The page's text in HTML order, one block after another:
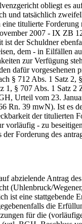
obliegt es auf
und tatsächlich
eine titulierte
2007 - IX ZB
der Schuldner
dem - in Eilfällen
zur Verfügung
dafür vorgesehenen
§ 712 Abs. 1 Satz 2,
1, § 707 Abs. 1 Satz 2
Urteil vom 23.
Rn. 39 mwN). Ist es
der titulierten
vorläufig - zu
Forderung des
Antrag des
(Uhlenbruck/
ist eine stattgebende
die
für die